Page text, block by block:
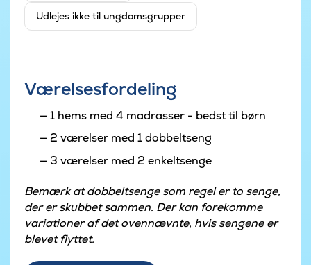
Udlejes ikke til ungdomsgrupper
Værelsesfordeling
1 hems med 4 madrasser - bedst til børn
2 værelser med 1 dobbeltseng
3 værelser med 2 enkeltsenge
Bemærk at dobbeltsenge som regel er to senge,
der er skubbet sammen. Der kan forekomme
variationer af det ovennævnte, hvis sengene er
blevet flyttet.